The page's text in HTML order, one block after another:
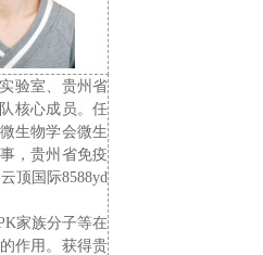
验室、 贵州省
核心成员。任
生物学会微生
，贵州省免疫
顶国际8588yd
家族分子等在
作用。获得贵